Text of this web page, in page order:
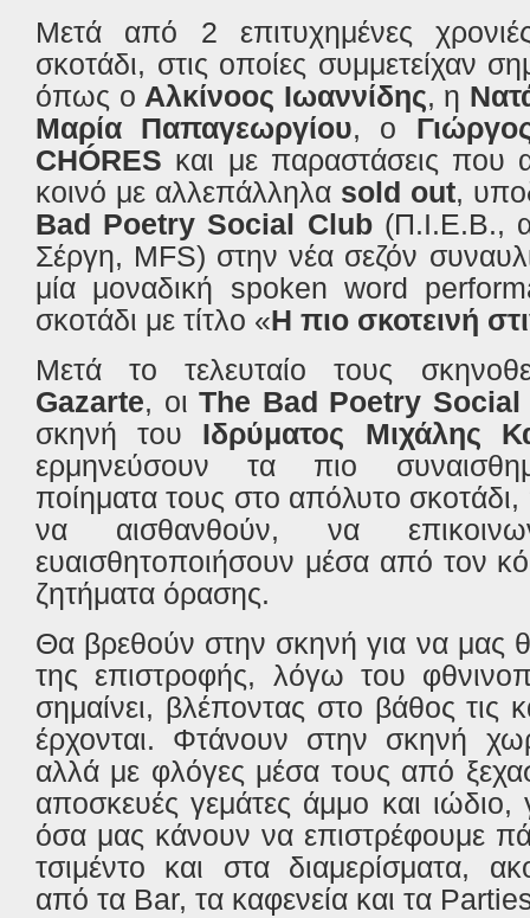
Μετά από 2 επιτυχημένες
σκοτάδι, στις οποίες συμμετείχαν
όπως ο Αλκίνοος Ιωαννίδης, η
Μαρία Παπαγεωργίου, ο
CHÓRES και με παραστάσεις
κοινό με αλλεπάλληλα sold out,
Bad Poetry Social Club (Π.Ι.Ε.Β.,
Σέργη, MFS) στην νέα σεζόν
μία μοναδική spoken word
σκοτάδι με τίτλο «Η πιο σκοτεινή
Μετά το τελευταίο τους
Gazarte, οιThe Bad Poetry Social
σκηνή του Ιδρύματος Μιχάλης
ερμηνεύσουν τα πιο
ποίηματα τους στο απόλυτο
να αισθανθούν, να
ευαισθητοποιήσουν μέσα από τον
ζητήματα όρασης.
Θα βρεθούν στην σκηνή για να μας
της επιστροφής, λόγω του
σημαίνει, βλέποντας στο βάθος τις
έρχονται. Φτάνουν στην σκηνή
αλλά με φλόγες μέσα τους από
αποσκευές γεμάτες άμμο και ιώδιο,
όσα μας κάνουν να επιστρέφουμε
τσιμέντο και στα διαμερίσματα,
από τα Bar, τα καφενεία και τα